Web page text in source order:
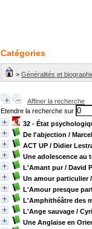
Catégories
> Généralités et
Affiner la recherche
Etendre la recherche sur
32 - État
De l'abjection /
ACT UP / Didier
Une adolescence au
L'Amant pur/ David
Un amour particulier/
L'Amour presque
L'Amphithéâtre des
L'Ange sauvage /
Une Anglaise en